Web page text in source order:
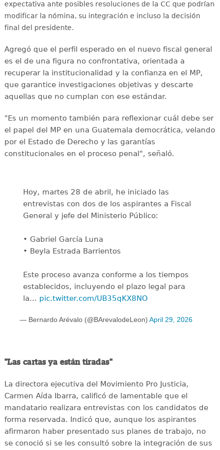
expectativa ante posibles resoluciones de la CC que podrían
modificar la nómina, su integración e incluso la decisión
final del presidente.
Agregó que el perfil esperado en el nuevo fiscal general
es el de una figura no confrontativa, orientada a
recuperar la institucionalidad y la confianza en el MP,
que garantice investigaciones objetivas y descarte
aquellas que no cumplan con ese estándar.
"Es un momento también para reflexionar cuál debe ser
el papel del MP en una Guatemala democrática, velando
por el Estado de Derecho y las garantías
constitucionales en el proceso penal", señaló.
Hoy, martes 28 de abril, he iniciado las
entrevistas con dos de los aspirantes a Fiscal
General y jefe del Ministerio Público:
• Gabriel García Luna
• Beyla Estrada Barrientos
Este proceso avanza conforme a los tiempos
establecidos, incluyendo el plazo legal para
la… pic.twitter.com/UB35qKX8NO
— Bernardo Arévalo (@BArevalodeLeon) April 29, 2026
"Las cartas ya están tiradas"
La directora ejecutiva del Movimiento Pro Justicia,
Carmen Aída Ibarra, calificó de lamentable que el
mandatario realizara entrevistas con los candidatos de
forma reservada. Indicó que, aunque los aspirantes
afirmaron haber presentado sus planes de trabajo, no
se conoció si se les consultó sobre la integración de sus